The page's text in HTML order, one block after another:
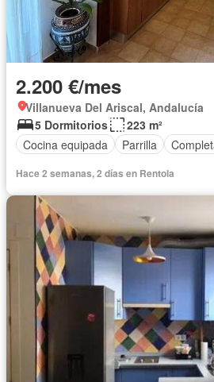
2.200 €/mes
Villanueva Del Ariscal, Andalucía
5 Dormitorios
223 m²
Cocina equipada
Parrilla
Hace 2 semanas, 2 días en Rentola